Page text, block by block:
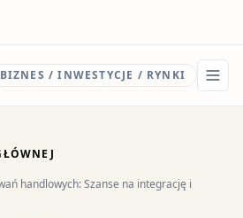
BIZNES / INWESTYCJE / RYNKI
handlowych: Szanse na integrację i